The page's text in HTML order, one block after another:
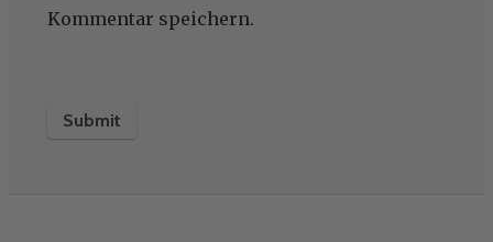
Kommentar speichern.